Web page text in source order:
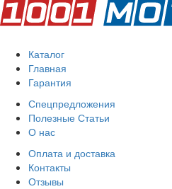
Каталог
Главная
Гарантия
Спецпредложения
Полезные Статьи
О нас
Оплата и доставка
Контакты
Отзывы